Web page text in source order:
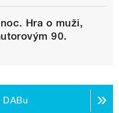
Hra o muži,
90.
DABu